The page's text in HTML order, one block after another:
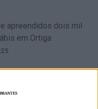
apreendidos dois mil
em Ortiga